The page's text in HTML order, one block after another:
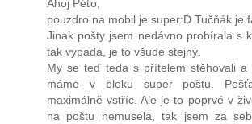
Ahoj Péťo,
pouzdro na mobil je super:D Tučňák je
Jinak pošty jsem nedávno probírala s
tak vypadá, je to všude stejný.
My se teď teda s přítelem stěhovali a
máme v bloku super poštu.
maximálně vstříc. Ale je to poprvé v
na poštu nemusela, tak jsem za